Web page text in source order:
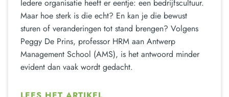
Iedere organisatie heeft er eentje: een bedrijfscultuur.
Maar hoe sterk is die echt? En kan je die bewust
sturen of veranderingen tot stand brengen? Volgens
Peggy De Prins, professor HRM aan Antwerp
Management School (AMS), is het antwoord minder
evident dan vaak wordt gedacht.